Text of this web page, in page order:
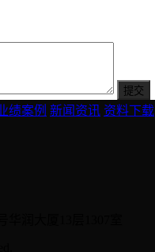
绩案例 新闻资讯 资料下载